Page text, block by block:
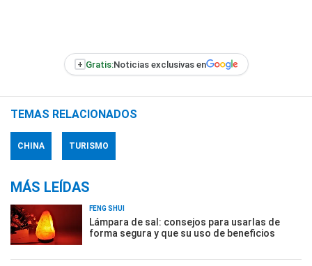
+ Gratis:Noticias exclusivas en
TEMAS RELACIONADOS
CHINA TURISMO
MÁS LEÍDAS
FENG SHUI
Lámpara de sal: consejos para usarlas de
forma segura y que su uso de beneficios